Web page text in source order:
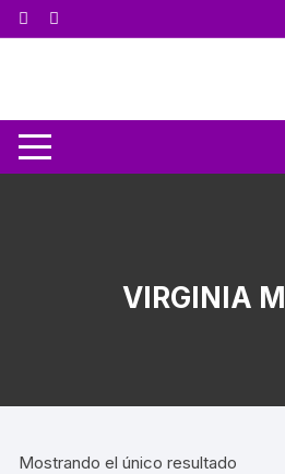
VIRGINIA
Mostrando el único resultado